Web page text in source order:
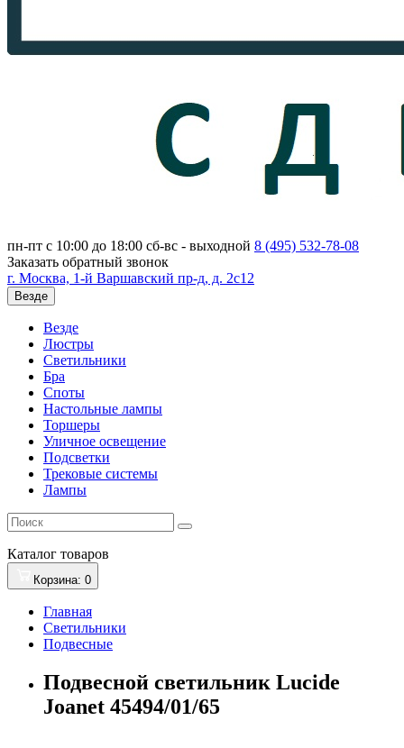
пн-пт с 10:00 до 18:00 сб-вс - выходной 8 (495) 532-78-08
Заказать обратный звонок
г. Москва, 1-й Варшавский пр-д, д. 2с12
Везде
Везде
Люстры
Светильники
Бра
Споты
Настольные лампы
Торшеры
Уличное освещение
Подсветки
Трековые системы
Лампы
Каталог товаров
Корзина: 0
Главная
Светильники
Подвесные
Подвесной светильник Lucide
Joanet 45494/01/65